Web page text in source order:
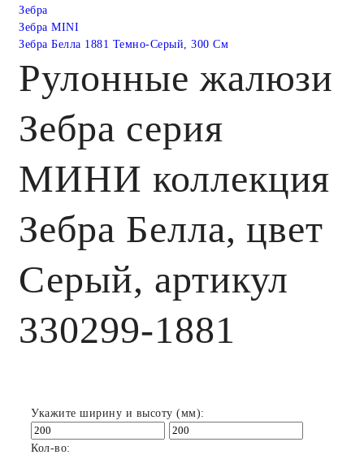
Зебра
Зебра MINI
Зебра Белла 1881 Темно-Серый, 300 См
Рулонные жалюзи
Зебра серия
МИНИ коллекция
Зебра Белла, цвет
Серый, артикул
330299-1881
Укажите ширину и высоту (мм):
Кол-во: